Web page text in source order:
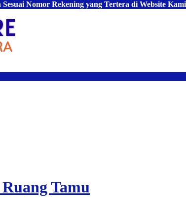
Nomor Rekening yang Tertera di Website
Tamu